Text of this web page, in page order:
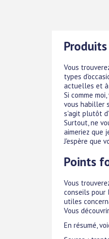
Vous
types
actuelles et à
Si comme
vous habiller
s'agit plutôt
Surtout, ne
aimeriez que
J'espère que
Points
Vous
conseils pour
utiles
Vous
En résumé,